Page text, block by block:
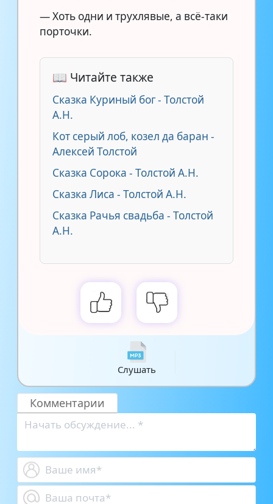
— Хоть одни и трухлявые, а всё-таки
порточки.
📖 Читайте также
Сказка Куриный бог - Толстой
А.Н.
Кот серый лоб, козел да баран -
Алексей Толстой
Сказка Сорока - Толстой А.Н.
Сказка Лиса - Толстой А.Н.
Сказка Рачья свадьба - Толстой
А.Н.
Слушать
Комментарии